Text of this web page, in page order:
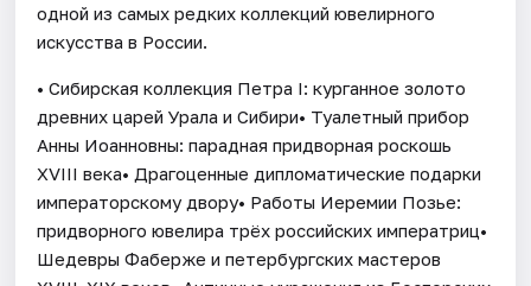
одной из самых редких коллекций ювелирного
искусства в России.
• Сибирская коллекция Петра I: курганное золото
древних царей Урала и Сибири• Туалетный прибор
Анны Иоанновны: парадная придворная роскошь
XVIII века• Драгоценные дипломатические подарки
императорскому двору• Работы Иеремии Позье:
придворного ювелира трёх российских императриц•
Шедевры Фаберже и петербургских мастеров